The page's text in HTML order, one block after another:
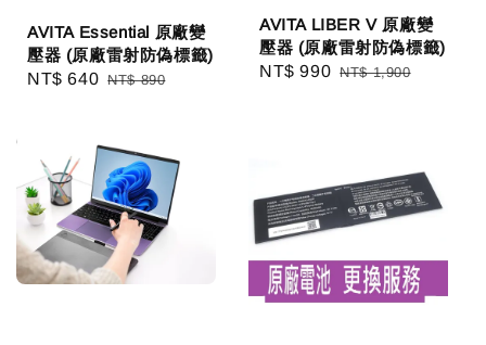
AVITA Essential 原廠變
壓器 (原廠雷射防偽標籤)
Sale
NT$ 640 Regular
NT$ 890
AVITA LIBER V 原廠變
壓器 (原廠雷射防偽標籤)
Sale
NT$ 990 Regular
NT$ 1,900